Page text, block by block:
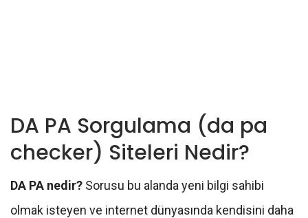
DA PA Sorgulama (da pa
checker) Siteleri Nedir?
DA PA nedir? Sorusu bu alanda yeni bilgi sahibi
olmak isteyen ve internet dünyasında kendisini daha